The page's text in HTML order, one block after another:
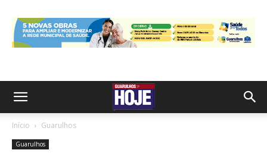
Início Guarulhos
Guarulhos